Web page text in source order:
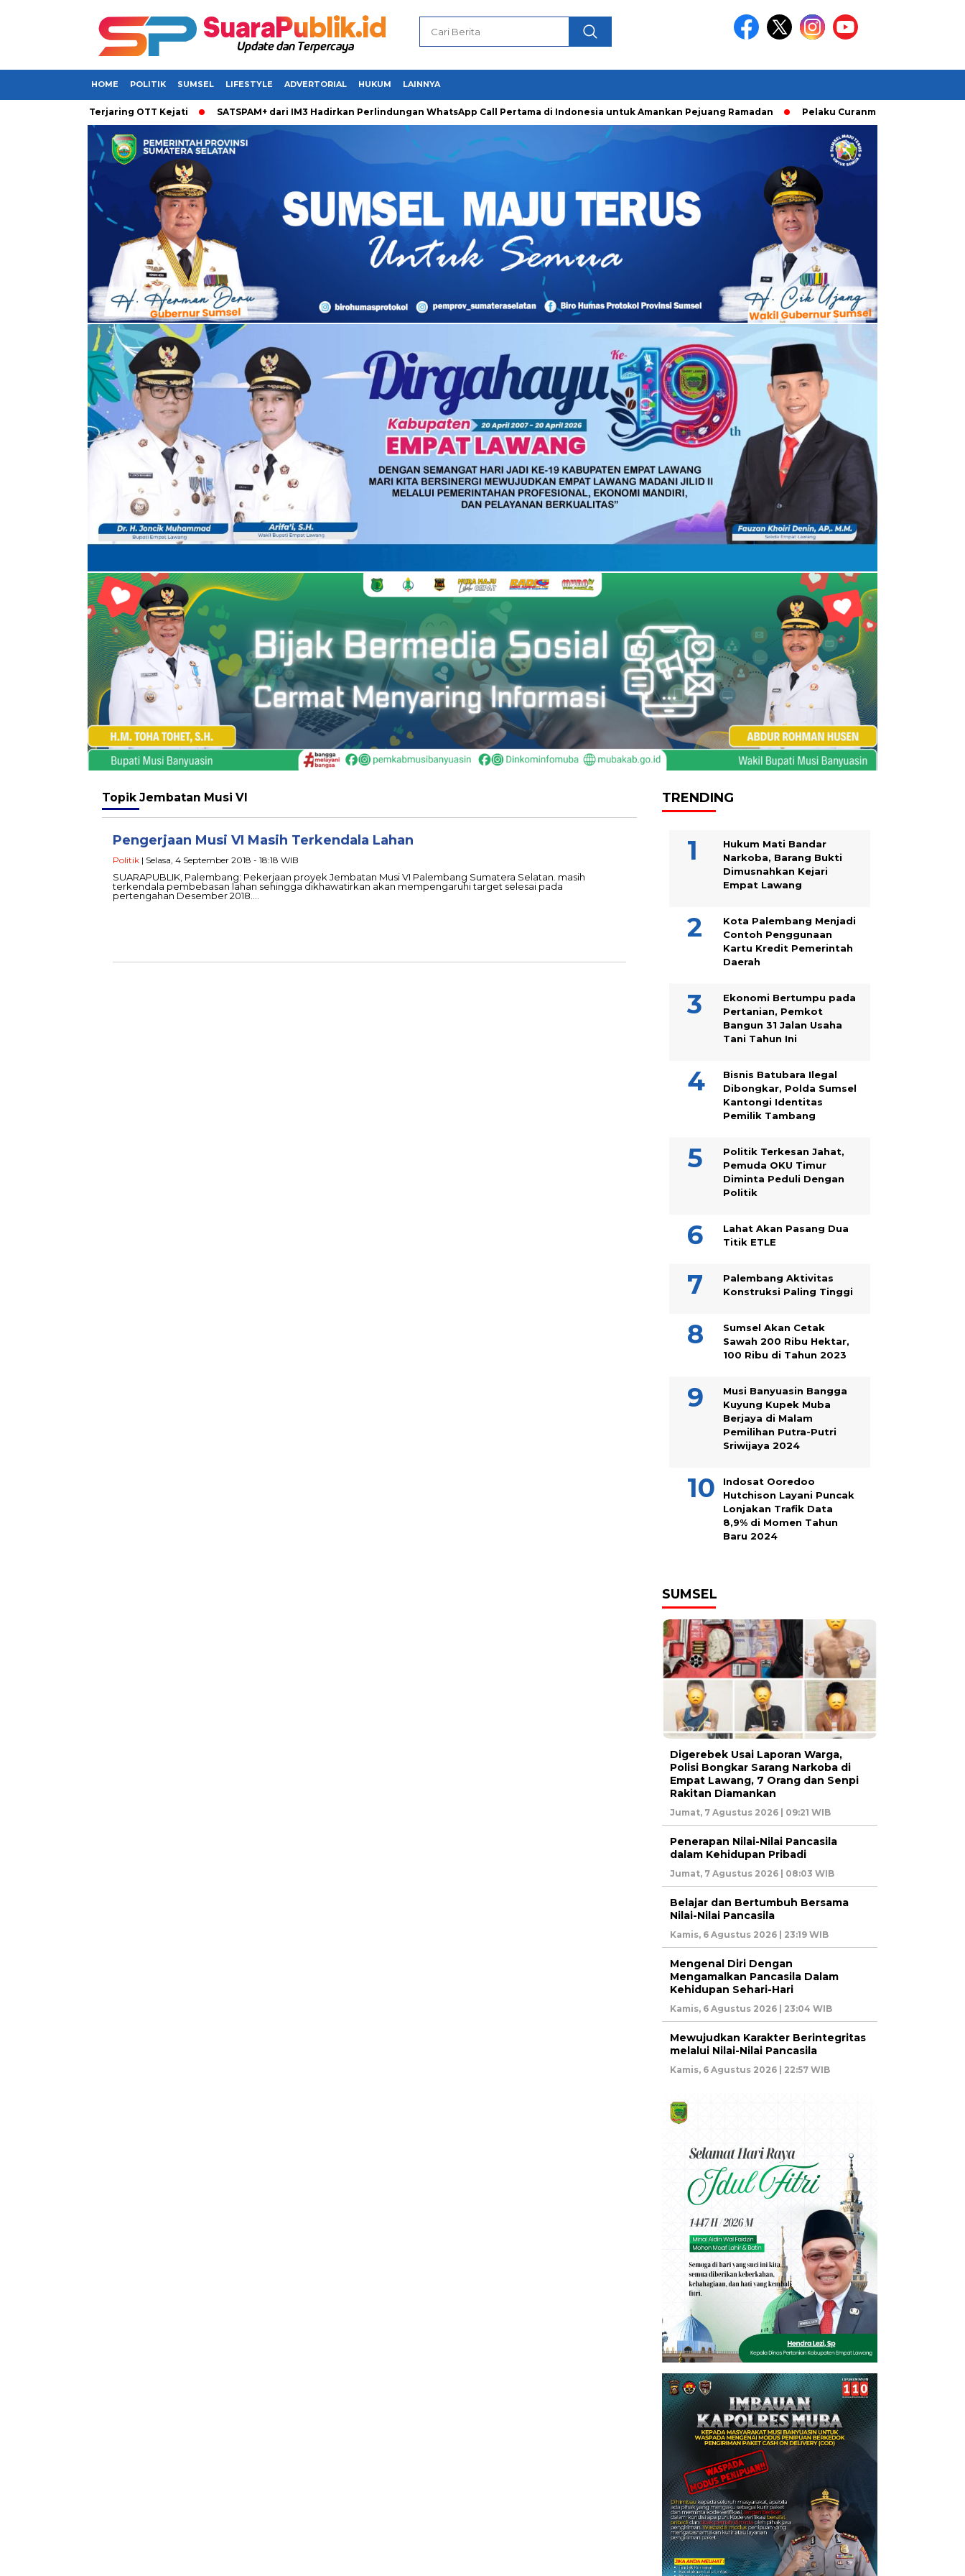
HOME POLITIK SUMSEL LIFESTYLE ADVERTORIAL HUKUM LAINNYA
Terjaring OTT Kejati SATSPAM+ dari IM3 Hadirkan Perlindungan WhatsApp Call Pertama di Indonesia untuk Amankan Pejuang Ramadan Pelaku Curanmor diringkusi Unit Ranmor
Topik Jembatan Musi VI
Pengerjaan Musi VI Masih Terkendala Lahan
Politik | Selasa, 4 September 2018 - 18:18 WIB
SUARAPUBLIK, Palembang: Pekerjaan proyek Jembatan Musi VI Palembang Sumatera Selatan. masih
terkendala pembebasan lahan sehingga dikhawatirkan akan mempengaruhi target selesai pada
pertengahan Desember 2018….
TRENDING
Hukum Mati Bandar
Narkoba, Barang Bukti
Dimusnahkan Kejari
Empat Lawang
Kota Palembang Menjadi
Contoh Penggunaan
Kartu Kredit Pemerintah
Daerah
Ekonomi Bertumpu pada
Pertanian, Pemkot
Bangun 31 Jalan Usaha
Tani Tahun Ini
Bisnis Batubara Ilegal
Dibongkar, Polda Sumsel
Kantongi Identitas
Pemilik Tambang
Politik Terkesan Jahat,
Pemuda OKU Timur
Diminta Peduli Dengan
Politik
Lahat Akan Pasang Dua
Titik ETLE
Palembang Aktivitas
Konstruksi Paling Tinggi
Sumsel Akan Cetak
Sawah 200 Ribu Hektar,
100 Ribu di Tahun 2023
Musi Banyuasin Bangga
Kuyung Kupek Muba
Berjaya di Malam
Pemilihan Putra-Putri
Sriwijaya 2024
Indosat Ooredoo
Hutchison Layani Puncak
Lonjakan Trafik Data
8,9% di Momen Tahun
Baru 2024
SUMSEL
Digerebek Usai Laporan Warga,
Polisi Bongkar Sarang Narkoba di
Empat Lawang, 7 Orang dan Senpi
Rakitan Diamankan
Jumat, 7 Agustus 2026 | 09:21 WIB
Penerapan Nilai-Nilai Pancasila
dalam Kehidupan Pribadi
Jumat, 7 Agustus 2026 | 08:03 WIB
Belajar dan Bertumbuh Bersama
Nilai-Nilai Pancasila
Kamis, 6 Agustus 2026 | 23:19 WIB
Mengenal Diri Dengan
Mengamalkan Pancasila Dalam
Kehidupan Sehari-Hari
Kamis, 6 Agustus 2026 | 23:04 WIB
Mewujudkan Karakter Berintegritas
melalui Nilai-Nilai Pancasila
Kamis, 6 Agustus 2026 | 22:57 WIB